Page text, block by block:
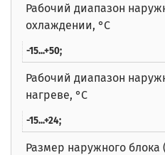
Рабочий диапазон
охлаждении, °C
-15...+50;
Рабочий диапазон
нагреве, °C
-15...+24;
Размер наружного